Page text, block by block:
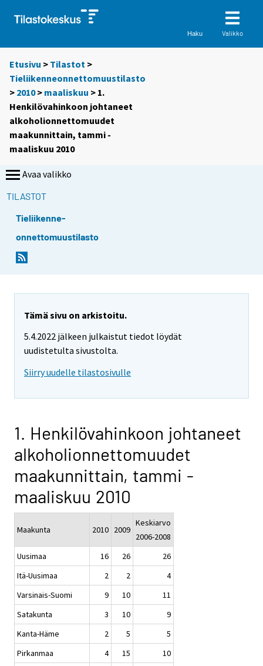
Haku Valikko
Etusivu > Tilastot >
Tieliikenneonnettomuustilasto
> 2010> maaliskuu > 1.
Henkilövahinkoon johtaneet
alkoholionnettomuudet
maakunnittain, tammi -
maaliskuu 2010
Avaa valikko
TILASTOT
Tieliikenne-
onnettomuustilasto
Tämä sivu on arkistoitu.
5.4.2022 jälkeen julkaistut tiedot löydät
uudistetulta sivustolta.
Siirry uudelle tilastosivulle
1. Henkilövahinkoon johtaneet
alkoholionnettomuudet
maakunnittain, tammi -
maaliskuu 2010
Maakunta 2010 2009
Keskiarvo
2006-2008
Uusimaa
16 26
26
Itä-Uusimaa
2 2
4
Varsinais-Suomi
9 10
11
Satakunta
3 10
9
Kanta-Häme
2 5
5
Pirkanmaa
4 15
10